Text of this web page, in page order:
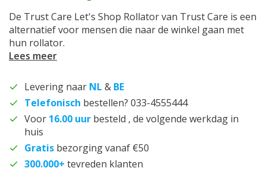
De Trust Care Let's Shop Rollator van Trust Care is een
alternatief voor mensen die naar de winkel gaan met
hun rollator.
Lees meer
Levering naar NL & BE
Telefonisch bestellen? 033-4555444
Voor 16.00 uur besteld , de volgende werkdag in
huis
Gratis bezorging vanaf €50
300.000+ tevreden klanten